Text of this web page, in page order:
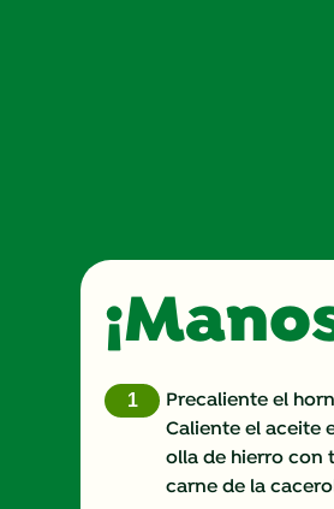
Precaliente el
Caliente el aceite
olla de hierro con
carne de la